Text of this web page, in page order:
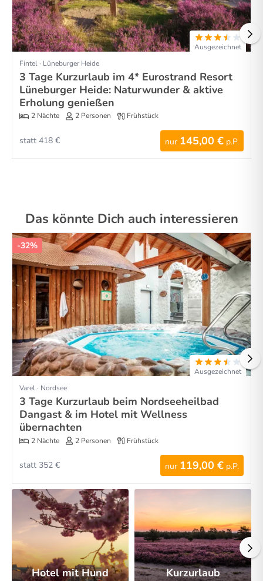
Ausgezeichnet
Fintel · Lüneburger Heide
3 Tage Kurzurlaub im 4* Eurostrand Resort
Lüneburger Heide: Naturwunder & aktive
Erholung genießen
2 Nächte 2 Personen Frühstück
nur 145,00 € p.P.
statt 418 €
Das könnte Dich auch interessieren
-32%
Ausgezeichnet
Varel · Nordsee
3 Tage Kurzurlaub beim Nordseeheilbad
Dangast & im Hotel mit Wellness
übernachten
2 Nächte 2 Personen Frühstück
nur 119,00 € p.P.
statt 352 €
Hotel mit Hund
Kurzurlaub